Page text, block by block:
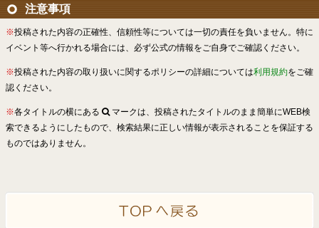
注意事項
※投稿された内容の正確性、信頼性等については一切の責任を負いません。特に
イベント等へ行かれる場合には、必ず公式の情報をご自身でご確認ください。
※投稿された内容の取り扱いに関するポリシーの詳細については利用規約をご確
認ください。
※各タイトルの横にある
マークは、投稿されたタイトルのまま簡単にWEB検
索できるようにしたもので、検索結果に正しい情報が表示されることを保証する
ものではありません。